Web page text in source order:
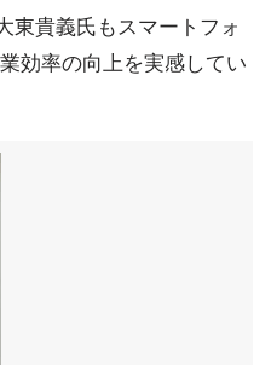
東貴義氏もスマートフォ
効率の向上を実感してい